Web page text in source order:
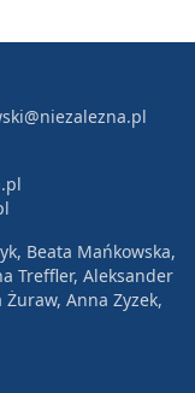
Beata Mańkowska,
Treffler, Aleksander
Anna Zyzek,